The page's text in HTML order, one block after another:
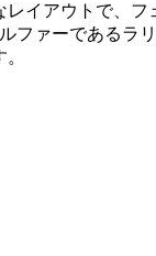
イアウトで、
ァーであるラ